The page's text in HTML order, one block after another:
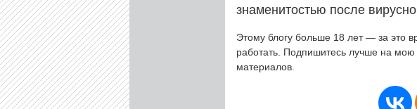
знаменитостью после
Этому блогу больше 18 лет — за это
работать. Подпишитесь лучше на
материалов.